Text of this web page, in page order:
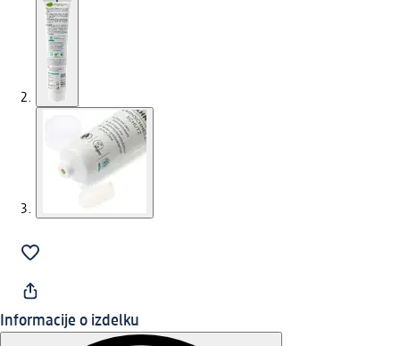
Informacije o izdelku